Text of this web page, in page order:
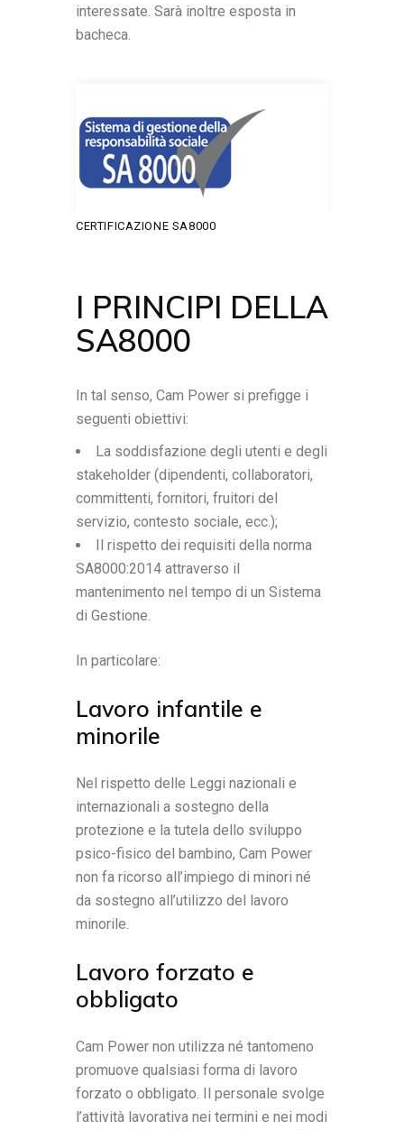
interessate. Sarà inoltre esposta in
bacheca.
CERTIFICAZIONE SA8000
I PRINCIPI DELLA
SA8000
In tal senso, Cam Power si prefigge i
seguenti obiettivi:
La soddisfazione degli utenti e degli
stakeholder (dipendenti, collaboratori,
committenti, fornitori, fruitori del
servizio, contesto sociale, ecc.);
Il rispetto dei requisiti della norma
SA8000:2014 attraverso il
mantenimento nel tempo di un Sistema
di Gestione.
In particolare:
Lavoro infantile e
minorile
Nel rispetto delle Leggi nazionali e
internazionali a sostegno della
protezione e la tutela dello sviluppo
psico-fisico del bambino, Cam Power
non fa ricorso all’impiego di minori né
da sostegno all’utilizzo del lavoro
minorile.
Lavoro forzato e
obbligato
Cam Power non utilizza né tantomeno
promuove qualsiasi forma di lavoro
forzato o obbligato. Il personale svolge
l’attività lavorativa nei termini e nei modi